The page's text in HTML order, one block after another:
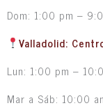
Dom: 1:00 pm –
Valladolid:
Lun: 1:00 pm –
Mar a Sáb: 10:00